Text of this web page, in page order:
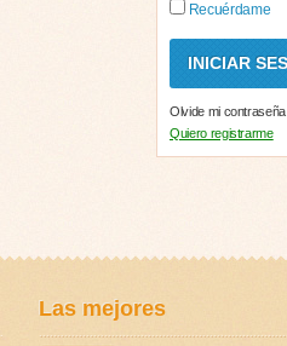
Recuérdame
Olvide mi contraseña
Quiero registrarme
Las mejores